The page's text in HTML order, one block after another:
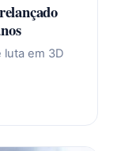
luta em 3D